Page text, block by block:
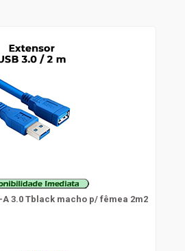
3.0 Tblack macho p/ fêmea 2m2